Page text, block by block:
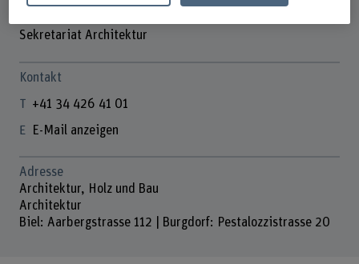
Sekretariat Architektur
Kontakt
+41 34 426 41 01
E-Mail anzeigen
Adresse
Architektur, Holz und Bau
Architektur
Biel: Aarbergstrasse 112 | Burgdorf: Pestalozzistrasse 20